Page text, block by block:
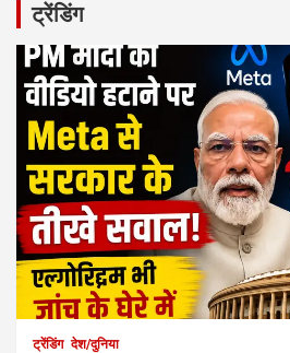
ट्रेंडिंग
ट्रेंडिंग देश/दुनिया